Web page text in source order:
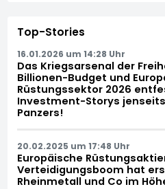
Top-Stories
16.01.2026 um 14:28 Uhr
Das Kriegsarsenal der
Billionen-Budget und
Rüstungssektor 2026
Investment-Storys
Panzers!
20.02.2025 um 17:48 Uhr
Europäische
Verteidigungsboom hat
Rheinmetall und Co im